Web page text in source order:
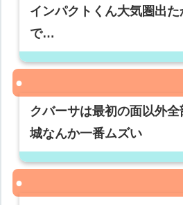
インパクトくん大気圏出
で…
クバーサは最初の面以外
城なんか一番ムズい